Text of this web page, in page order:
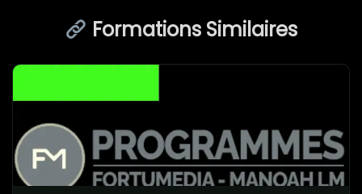
Formations Similaires